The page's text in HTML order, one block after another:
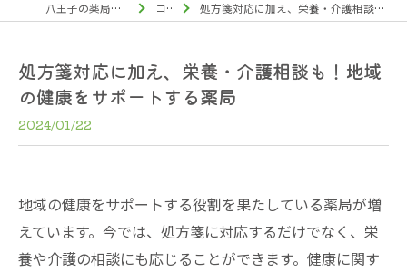
八王子の薬局なら下島調剤薬局 コラム 処方箋対応に加え、栄養・介護相談も！地域の健康をサポートする薬局
処方箋対応に加え、栄養・介護相談も！地域
の健康をサポートする薬局
2024/01/22
地域の健康をサポートする役割を果たしている薬局が増
えています。今では、処方箋に対応するだけでなく、栄
養や介護の相談にも応じることができます。健康に関す